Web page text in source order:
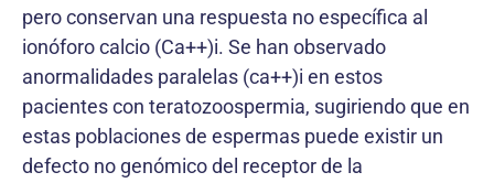
pero conservan una respuesta no específica al
ionóforo calcio (Ca++)i. Se han observado
anormalidades paralelas (ca++)i en estos
pacientes con teratozoospermia, sugiriendo que en
estas poblaciones de espermas puede existir un
defecto no genómico del receptor de la